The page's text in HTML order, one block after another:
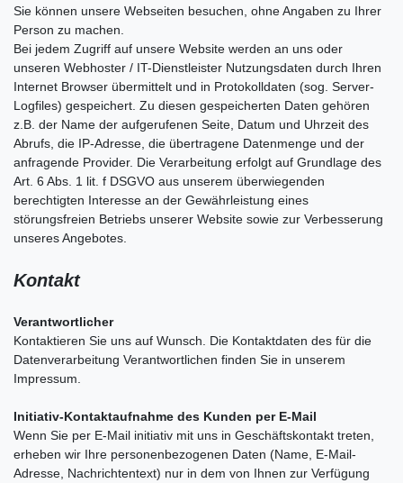
Sie können unsere Webseiten besuchen, ohne Angaben zu Ihrer
Person zu machen.
Bei jedem Zugriff auf unsere Website werden an uns oder
unseren Webhoster / IT-Dienstleister Nutzungsdaten durch Ihren
Internet Browser übermittelt und in Protokolldaten (sog. Server-
Logfiles) gespeichert. Zu diesen gespeicherten Daten gehören
z.B. der Name der aufgerufenen Seite, Datum und Uhrzeit des
Abrufs, die IP-Adresse, die übertragene Datenmenge und der
anfragende Provider. Die Verarbeitung erfolgt auf Grundlage des
Art. 6 Abs. 1 lit. f DSGVO aus unserem überwiegenden
berechtigten Interesse an der Gewährleistung eines
störungsfreien Betriebs unserer Website sowie zur Verbesserung
unseres Angebotes.
Kontakt
Verantwortlicher
Kontaktieren Sie uns auf Wunsch. Die Kontaktdaten des für die
Datenverarbeitung Verantwortlichen finden Sie in unserem
Impressum.
Initiativ-Kontaktaufnahme des Kunden per E-Mail
Wenn Sie per E-Mail initiativ mit uns in Geschäftskontakt treten,
erheben wir Ihre personenbezogenen Daten (Name, E-Mail-
Adresse, Nachrichtentext) nur in dem von Ihnen zur Verfügung